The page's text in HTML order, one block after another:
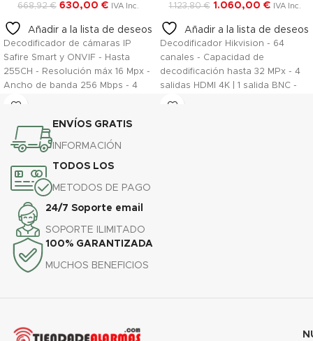
668,92€ 630,00 € IVA Inc.
Añadir a la lista de deseos
Decodificador de cámaras IP
Safire Smart y ONVIF - Hasta
255CH - Resolución máx 16 Mpx -
Ancho de banda 256 Mbps - 4
Salidas HDMI hasta 8K -
1.123,80€ 1.060,00 € IVA Inc.
Añadir a la lista de deseos
Decodificador Hikvision - 64
canales - Capacidad de
decodificación hasta 32 MPx - 4
salidas HDMI 4K | 1 salida BNC -
Alarmas | Audio - Compatible con
ENVÍOS GRATIS
INFORMACIÓN
TODOS LOS
METODOS DE PAGO
24/7 Soporte email
SOPORTE ILIMITADO
100% GARANTIZADA
MUCHOS BENEFICIOS